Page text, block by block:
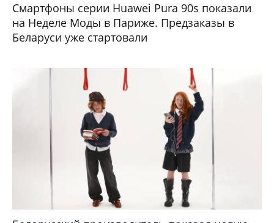
Смартфоны серии Huawei Pura 90s показали
на Неделе Моды в Париже. Предзаказы в
Беларуси уже стартовали